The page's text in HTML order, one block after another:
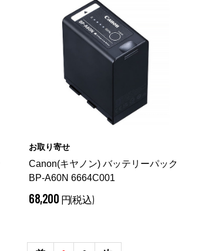
お取り寄せ
Canon(キヤノン) バッテリーパック
BP-A60N 6664C001
68,200 円(税込)